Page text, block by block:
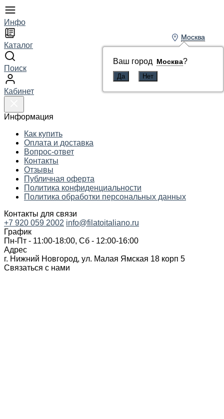
Инфо
Каталог
Поиск
Кабинет
Информация
Как купить
Оплата и доставка
Вопрос-ответ
Контакты
Отзывы
Публичная оферта
Политика конфиденциальности
Политика обработки персональных данных
Контакты для связи
Москва
Ваш город Москва?
+7 920 059 2002 info@filatoitaliano.ru
График
Пн-Пт - 11:00-18:00, Сб - 12:00-16:00
Адрес
г. Нижний Новгород, ул. Малая Ямская 18 корп 5
Связаться с нами
Москва
Ваш город Москва?